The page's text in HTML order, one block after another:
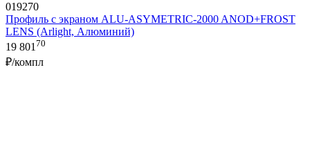
019270
Профиль с экраном ALU-ASYMETRIC-2000 ANOD+FROST
LENS (Arlight, Алюминий)
19 80170
₽/компл